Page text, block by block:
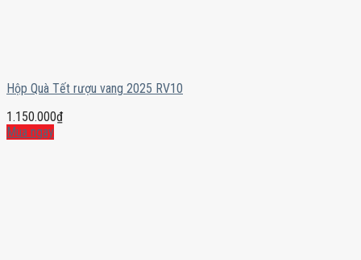
Hộp Quà Tết rượu vang 2025 RV10
1.150.000₫
Mua ngay